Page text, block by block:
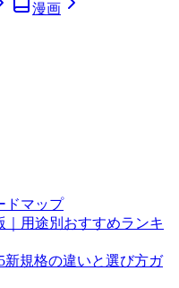
漫画
ドマップ
｜用途別おすすめランキ
規格の違いと選び方ガ